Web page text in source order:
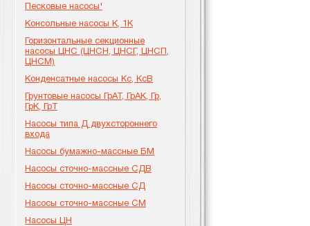
Песковые насосы'
Консольные насосы К, 1К
Горизонтальные секционные
насосы ЦНС (ЦНСН, ЦНСГ, ЦНСП,
ЦНСМ)
Конденсатные насосы Кс, КсВ
Грунтовые насосы ГрАТ, ГрАК, Гр,
ГрК, ГрТ
Насосы типа Д двухстороннего
входа
Насосы бумажно-массные БМ
Насосы сточно-массные СДВ
Насосы сточно-массные СД
Насосы сточно-массные СМ
Насосы ЦН